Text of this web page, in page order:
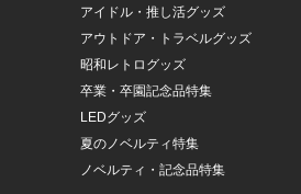
アイドル・推し活グッズ
アウトドア・トラベルグッズ
昭和レトログッズ
卒業・卒園記念品特集
LEDグッズ
夏のノベルティ特集
ノベルティ・記念品特集